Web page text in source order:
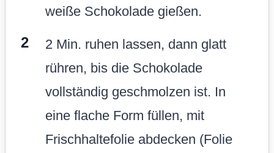
weiße Schokolade gießen.
2 Min. ruhen lassen, dann glatt
rühren, bis die Schokolade
vollständig geschmolzen ist. In
eine flache Form füllen, mit
Frischhaltefolie abdecken (Folie